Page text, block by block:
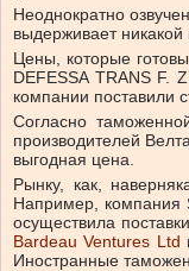
Неоднократно
выдерживает никакой
Цены, которые
DEFESSA TRANS F.
компании поставили
Согласно
производителей
выгодная цена.
Рынку, как,
Например, компания
осуществила
Bardeau Ventures Ltd
Иностранные